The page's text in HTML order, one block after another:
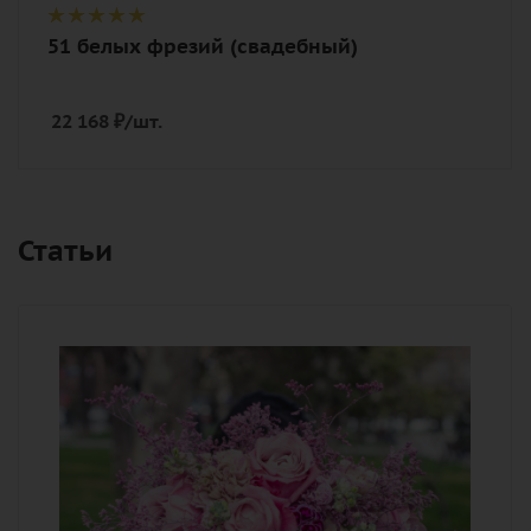
51 белых фрезий (свадебный)
22 168 ₽/шт.
Статьи